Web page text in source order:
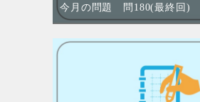
今月の問題 問180(最終回)